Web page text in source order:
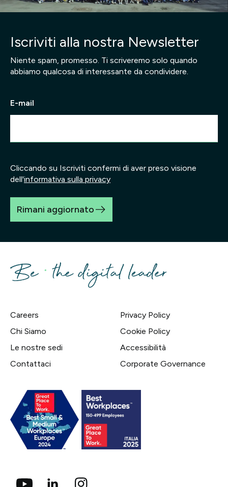
Iscriviti alla nostra Newsletter
Niente spam, promesso. Ti scriveremo solo quando
abbiamo qualcosa di interessante da condividere.
E-mail
Cliccando su Iscriviti confermi di aver preso visione
dell'informativa sulla privacy
Rimani aggiornato
Careers
Chi Siamo
Le nostre sedi
Contattaci
Privacy Policy
Cookie Policy
Accessibilità
Corporate Governance